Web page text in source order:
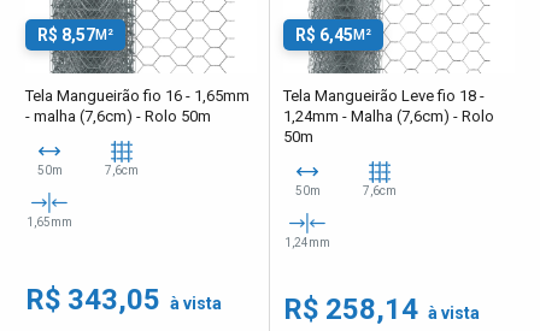
R$ 8,57M²
Tela Mangueirão fio 16 - 1,65mm
- malha (7,6cm) - Rolo 50m
50m 7,6cm
1,65mm
R$ 343,05 à vista
R$ 6,45 M²
Tela Mangueirão Leve fio 18 -
1,24mm - Malha (7,6cm) - Rolo
50m
50m 7,6cm
1,24mm
R$ 258,14 à vista